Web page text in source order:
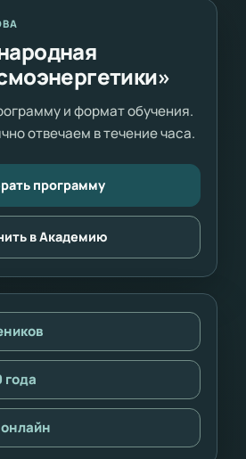
и формат обучения.
отвечаем в течение часа.
программу
в Академию
года